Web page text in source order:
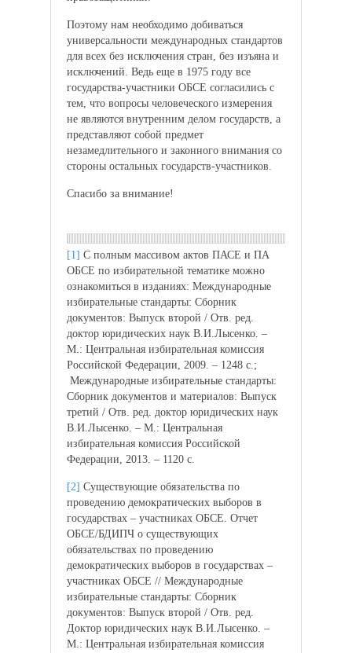
Поэтому нам необходимо добиваться
универсальности международных стандартов
для всех без исключения стран, без изъяна и
исключений. Ведь еще в 1975 году все
государства-участники ОБСЕ согласились с
тем, что вопросы человеческого измерения
не являются внутренним делом государств, а
представляют собой предмет
незамедлительного и законного внимания со
стороны остальных государств-участников.
Спасибо за внимание!
[1] С полным массивом актов ПАСЕ и ПА
ОБСЕ по избирательной тематике можно
ознакомиться в изданиях: Международные
избирательные стандарты: Сборник
документов: Выпуск второй / Отв. ред.
доктор юридических наук В.И.Лысенко. –
М.: Центральная избирательная комиссия
Российской Федерации, 2009. – 1248 с.;
Международные избирательные стандарты:
Сборник документов и материалов: Выпуск
третий / Отв. ред. доктор юридических наук
В.И.Лысенко. – М.: Центральная
избирательная комиссия Российской
Федерации, 2013. – 1120 с.
[2] Существующие обязательства по
проведению демократических выборов в
государствах – участниках ОБСЕ. Отчет
ОБСЕ/БДИПЧ о существующих
обязательствах по проведению
демократических выборов в государствах –
участниках ОБСЕ // Международные
избирательные стандарты: Сборник
документов: Выпуск второй / Отв. ред.
Доктор юридических наук В.И.Лысенко. –
М.: Центральная избирательная комиссия